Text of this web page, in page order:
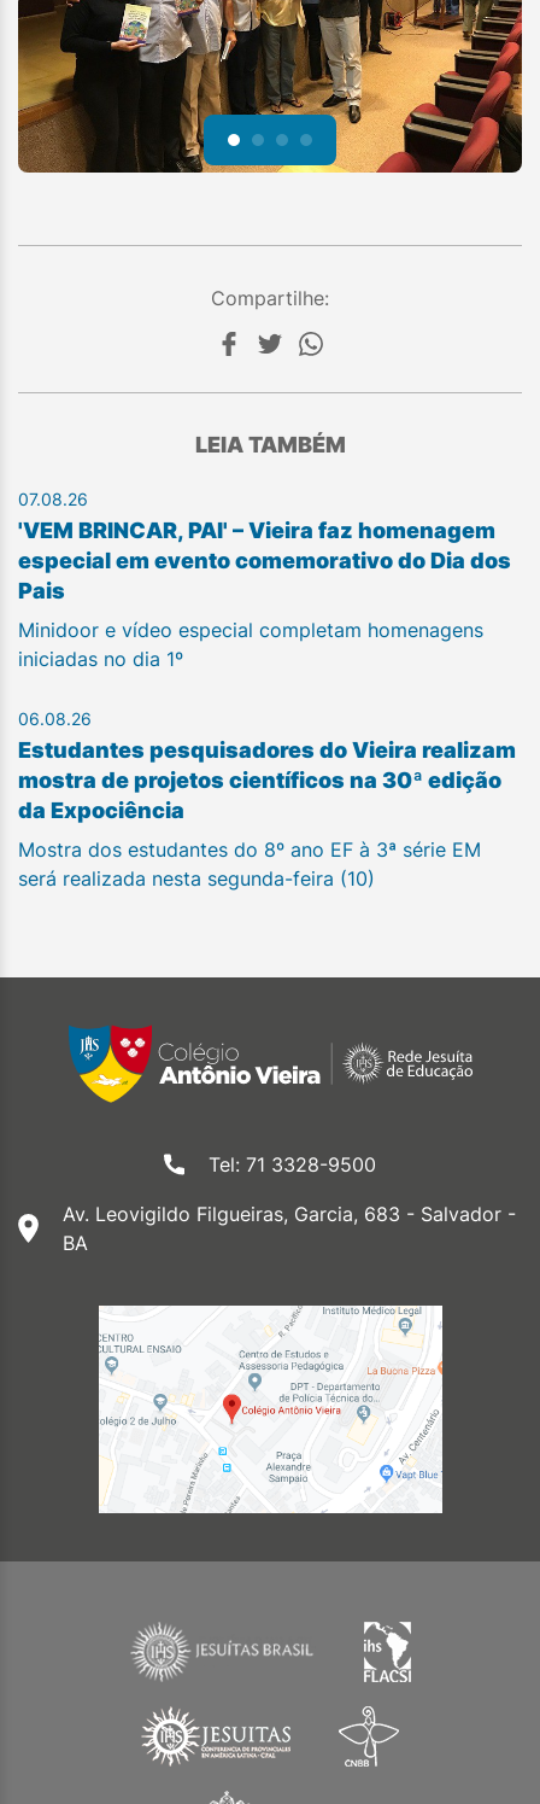
Compartilhe:
LEIA TAMBÉM
07.08.26
'VEM BRINCAR, PAI' – Vieira faz homenagem
especial em evento comemorativo do Dia dos
Pais
Minidoor e vídeo especial completam homenagens
iniciadas no dia 1º
06.08.26
Estudantes pesquisadores do Vieira realizam
mostra de projetos científicos na 30ª edição
da Expociência
Mostra dos estudantes do 8º ano EF à 3ª série EM
será realizada nesta segunda-feira (10)
Tel: 71 3328-9500
Av. Leovigildo Filgueiras, Garcia, 683 - Salvador -
BA